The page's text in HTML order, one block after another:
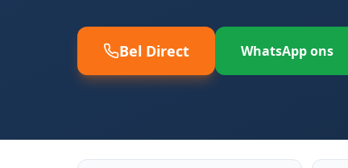
Bel Direct WhatsApp ons